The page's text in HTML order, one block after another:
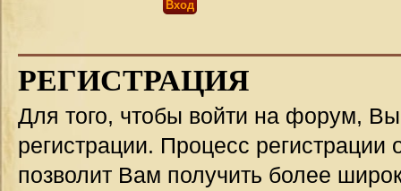
РЕГИСТРАЦИЯ
Для того, чтобы войти на форум,
регистрации. Процесс регистрации
позволит Вам получить более